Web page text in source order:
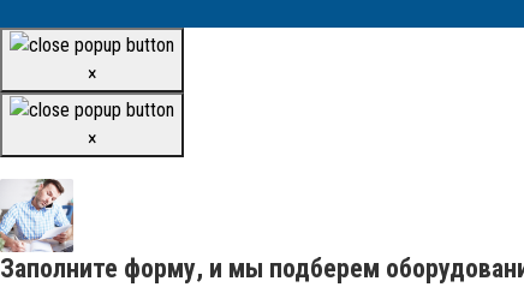
×
×
Заполните форму, и мы подберем